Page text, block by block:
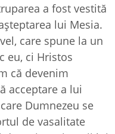
a fost vestită
lui Mesia.
care spune la un
eu, ci Hristos
că devenim
acceptare a lui
Dumnezeu se
de vasalitate